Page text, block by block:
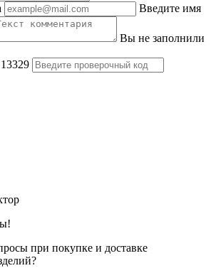
Введите имя
Вы не заполнили
13329
при покупке и доставке